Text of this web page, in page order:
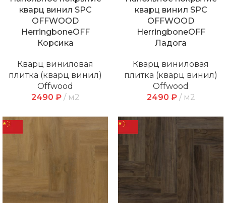
кварц винил SPC
OFFWOOD
HerringboneOFF
Корсика
Кварц виниловая
плитка (кварц винил)
Offwood
2490 ₽ м2
кварц винил SPC
OFFWOOD
HerringboneOFF
Ладога
Кварц виниловая
плитка (кварц винил)
Offwood
2490 ₽ м2